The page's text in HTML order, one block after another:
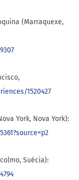
(Marraquexe,
1520427
York, Nova York):
Suécia):